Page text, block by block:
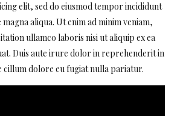
elit, sed do eiusmod tempor incididunt
aliqua. Ut enim ad minim veniam,
ullamco laboris nisi ut aliquip ex ea
Duis aute irure dolor in reprehenderit in
cillum dolore eu fugiat nulla pariatur.